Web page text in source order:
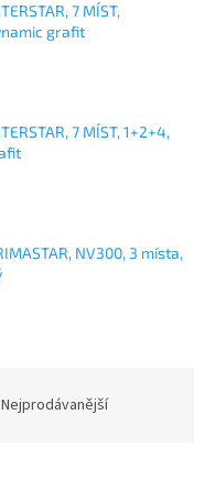
7 MÍST,
grafit
7 MÍST, 1+2+4,
NV300, 3 místa,
Nejprodávanější